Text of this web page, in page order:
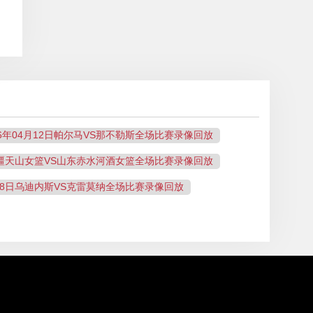
04月12日帕尔马VS那不勒斯全场比赛录像回放
天山女篮VS山东赤水河酒女篮全场比赛录像回放
日乌迪内斯VS克雷莫纳全场比赛录像回放